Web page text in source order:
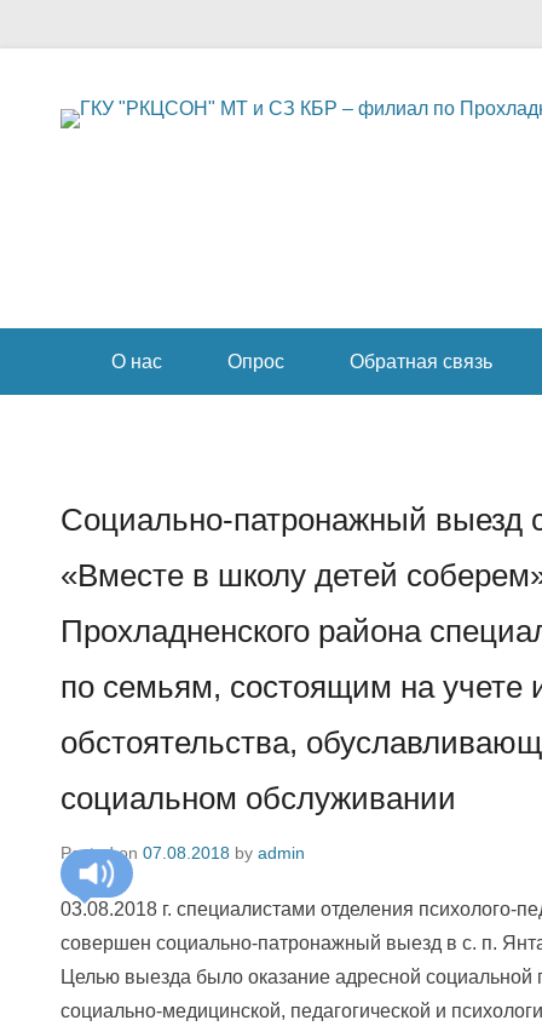
району
О нас
Опрос Обратная связь
Социально-патронажный выезд
«Вместе в школу детей
Прохладненского района
по семьям, состоящим на
обстоятельства,
социальном обслуживании
Posted on 07.08.2018 by admin
03.08.2018 г. специалистами отделения психолого-
совершен социально-патронажный выезд в с. п.
Целью выезда было оказание адресной
социально-медицинской, педагогической и